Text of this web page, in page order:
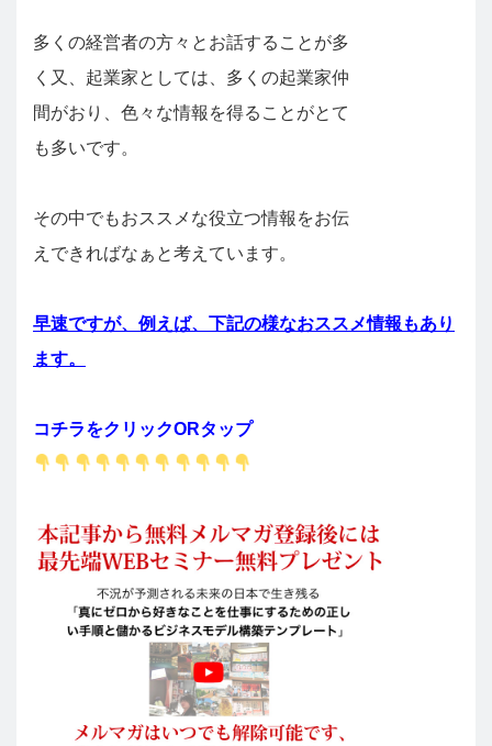
多くの経営者の方々とお話することが多
く又、起業家としては、多くの起業家仲
間がおり、色々な情報を得ることがとて
も多いです。
その中でもおススメな役立つ情報をお伝
えできればなぁと考えています。
早速ですが、例えば、下記の様なおススメ情報もあり
ます。
コチラをクリックORタップ